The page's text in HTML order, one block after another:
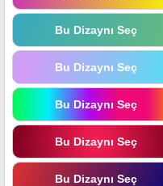
Bu Dizaynı Seç
Bu Dizaynı Seç
Bu Dizaynı Seç
Bu Dizaynı Seç
Bu Dizaynı Seç